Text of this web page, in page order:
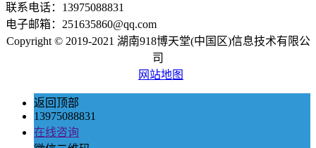
联系电话：13975088831
电子邮箱：251635860@qq.com
Copyright © 2019-2021 湖南918博天堂(中国区)信息技术有限公
司
网站地图
返回顶部
13975088831
在线咨询